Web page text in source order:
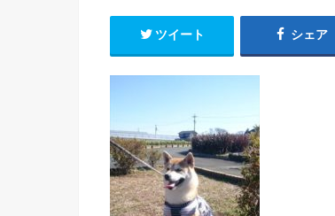
ツイート シェア